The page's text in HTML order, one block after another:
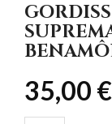
35,00 €